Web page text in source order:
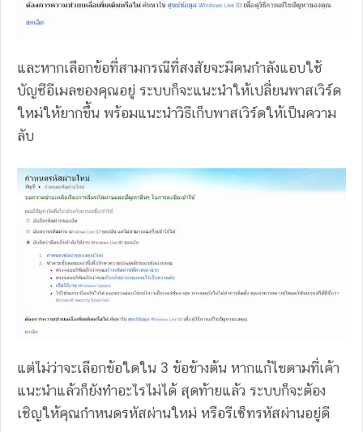
และหากเลือกข้อที่สามกรณีที่สงสัยจะมีคนกำลังแอบใช้
บัญชีอีเมลของคุณอยู่ ระบบก็จะแนะนำให้เปลี่ยนพาสเวิร์ด
ใหม่ให้ยากขึ้น พร้อมแนะนำวิธีเก็บพาสเวิร์ดให้เป็นความ
ลับ
แต่ไม่ว่าจะเลือกข้อใดใน 3 ข้อข้างต้น หากแก้ไขตามที่เค้า
แนะนำแล้วก็ยังทำอะไรไม่ได้ สุดท้ายแล้ว ระบบก็จะต้อง
เชิญให้คุณกำหนดรหัสผ่านใหม่ หรือรีเซ็ทรหัสผ่านอยู่ดี